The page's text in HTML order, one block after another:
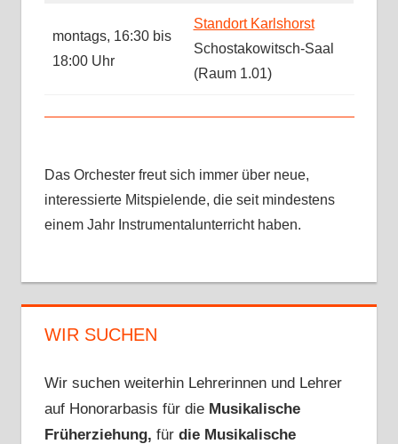
montags, 16:30 bis
18:00 Uhr
Standort Karlshorst
Schostakowitsch-Saal
(Raum 1.01)
Das Orchester freut sich immer über neue,
interessierte Mitspielende, die seit mindestens
einem Jahr Instrumentalunterricht haben.
WIR SUCHEN
Wir suchen weiterhin Lehrerinnen und Lehrer
auf Honorarbasis für die Musikalische
Früherziehung, fürdie Musikalische